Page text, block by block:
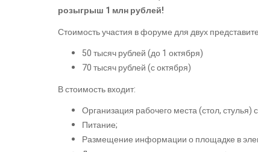
розыгрыш 1 млн рублей!
Стоимость участия в форуме для двух
50 тысяч рублей (до 1 октября)
70 тысяч рублей (с октября)
В стоимость входит:
Организация рабочего места (стол, стулья)
Питание;
Размещение информации о площадке в